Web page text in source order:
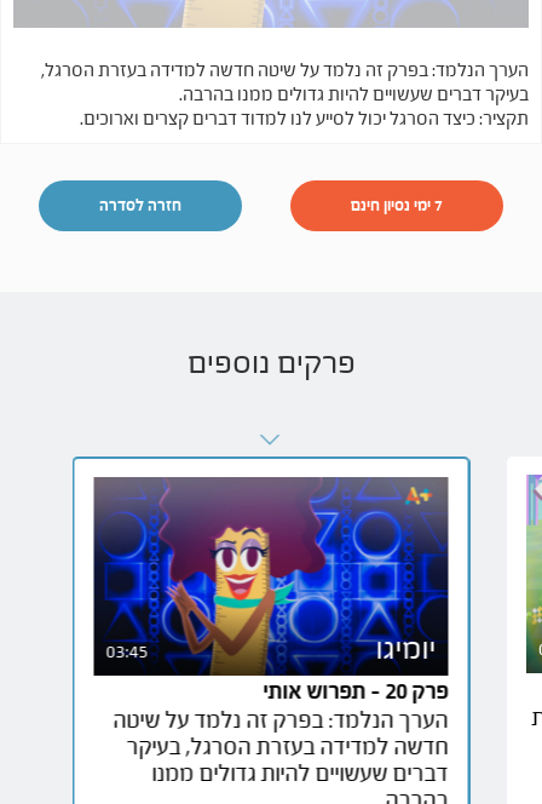
הערך הנלמד: בפרק זה נלמד על שיטה חדשה למדידה בעזרת הסרגל,
בעיקר דברים שעשויים להיות גדולים ממנו בהרבה.
תקציר: כיצד הסרגל יכול לסייע לנו למדוד דברים קצרים וארוכים.
7 ימי נסיון חינם חזרה לסדרה
פרקים נוספים
יומיגו 03:45
פרק 20 - תפרוש אותי
הערך הנלמד: בפרק זה נלמד על שיטה
חדשה למדידה בעזרת הסרגל, בעיקר
דברים שעשויים להיות גדולים ממנו